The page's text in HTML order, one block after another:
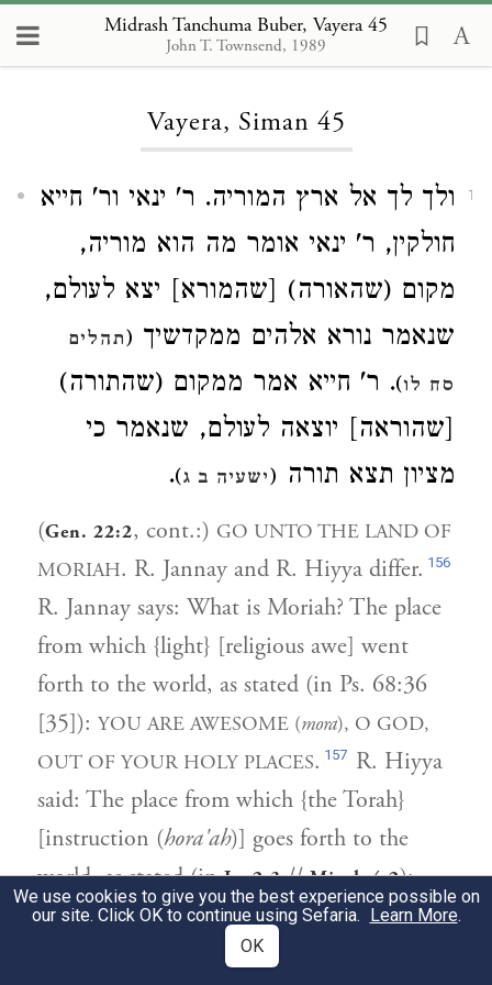
Midrash Tanchuma Buber, Vayera 45
John T. Townsend, 1989
Loading...
Vayera, Siman 45
1
ולך לך אל ארץ המוריה. ר' ינאי ור' חייא
חולקין, ר' ינאי אומר מה הוא מוריה,
מקום (שהאורה) [שהמורא] יצא לעולם,
שנאמר נורא אלהים ממקדשיך (תהלים
סח לו). ר' חייא אמר ממקום (שהתורה)
[שהוראה] יוצאה לעולם, שנאמר כי
מציון תצא תורה (ישעיה ב ג)
.
(Gen. 22:2, cont.:) GO UNTO THE LAND OF
MORIAH. R. Jannay and R. Hiyya differ. 156
R. Jannay says: What is Moriah? The place
from which {light} [religious awe] went
forth to the world, as stated (in Ps. 68:36
[35]): YOU ARE AWESOME (mora), O GOD,
OUT OF YOUR HOLY PLACES. 157 R. Hiyya
said: The place from which {the Torah}
[instruction (hora'ah)] goes forth to the
world, as stated (inIs. 2:3//Micah 4:2):
FOR THE TORAH SHALL COME FORTH
We use cookies to give you the best experience possible on
our site. Click OK to continue using Sefaria. Learn More.
OK